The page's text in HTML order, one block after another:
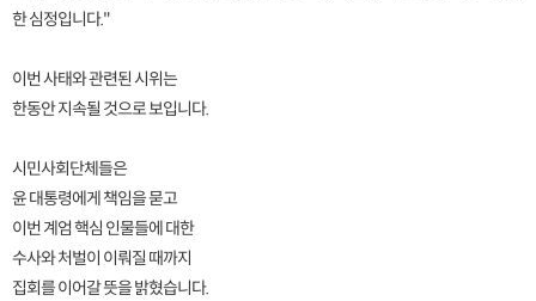
한 심정입니다."
이번 사태와 관련된 시위는
한동안 지속될 것으로 보입니다.
시민사회단체들은
윤 대통령에게 책임을 묻고
이번 계엄 핵심 인물들에 대한
수사와 처벌이 이뤄질 때까지
집회를 이어갈 뜻을 밝혔습니다.